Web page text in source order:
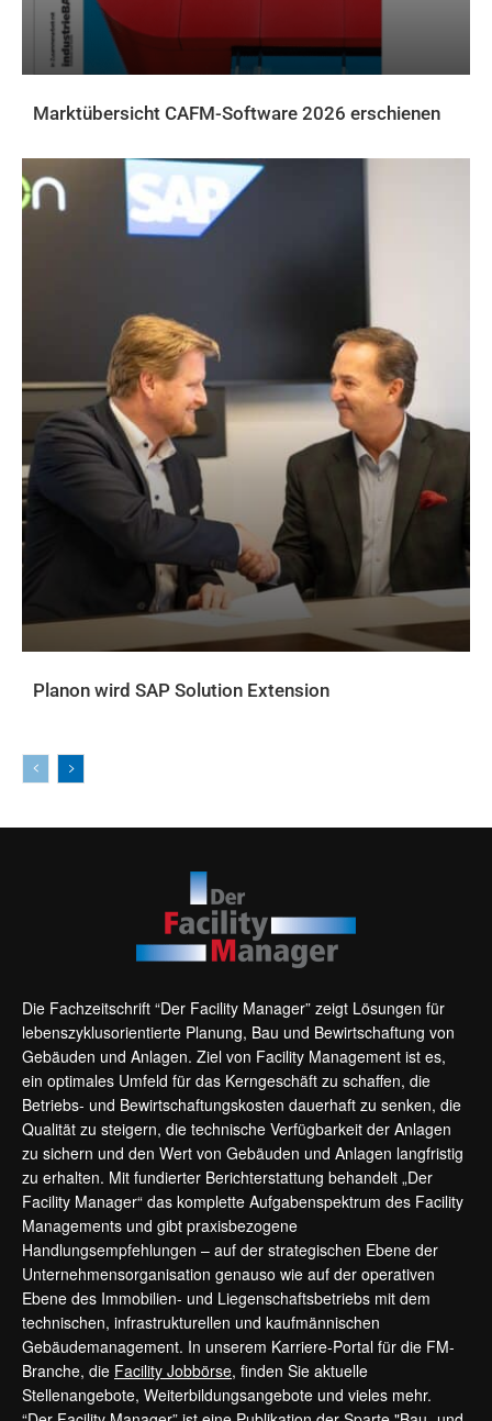
Marktübersicht CAFM-Software 2026 erschienen
Planon wird SAP Solution Extension
Die Fachzeitschrift “Der Facility Manager” zeigt Lösungen für
lebenszyklusorientierte Planung, Bau und Bewirtschaftung von
Gebäuden und Anlagen. Ziel von Facility Management ist es,
ein optimales Umfeld für das Kerngeschäft zu schaffen, die
Betriebs- und Bewirtschaftungskosten dauerhaft zu senken, die
Qualität zu steigern, die technische Verfügbarkeit der Anlagen
zu sichern und den Wert von Gebäuden und Anlagen langfristig
zu erhalten. Mit fundierter Berichterstattung behandelt „Der
Facility Manager“ das komplette Aufgabenspektrum des Facility
Managements und gibt praxisbezogene
Handlungsempfehlungen – auf der strategischen Ebene der
Unternehmensorganisation genauso wie auf der operativen
Ebene des Immobilien- und Liegenschaftsbetriebs mit dem
technischen, infrastrukturellen und kaufmännischen
Gebäudemanagement. In unserem Karriere-Portal für die FM-
Branche, die Facility Jobbörse, finden Sie aktuelle
Stellenangebote, Weiterbildungsangebote und vieles mehr.